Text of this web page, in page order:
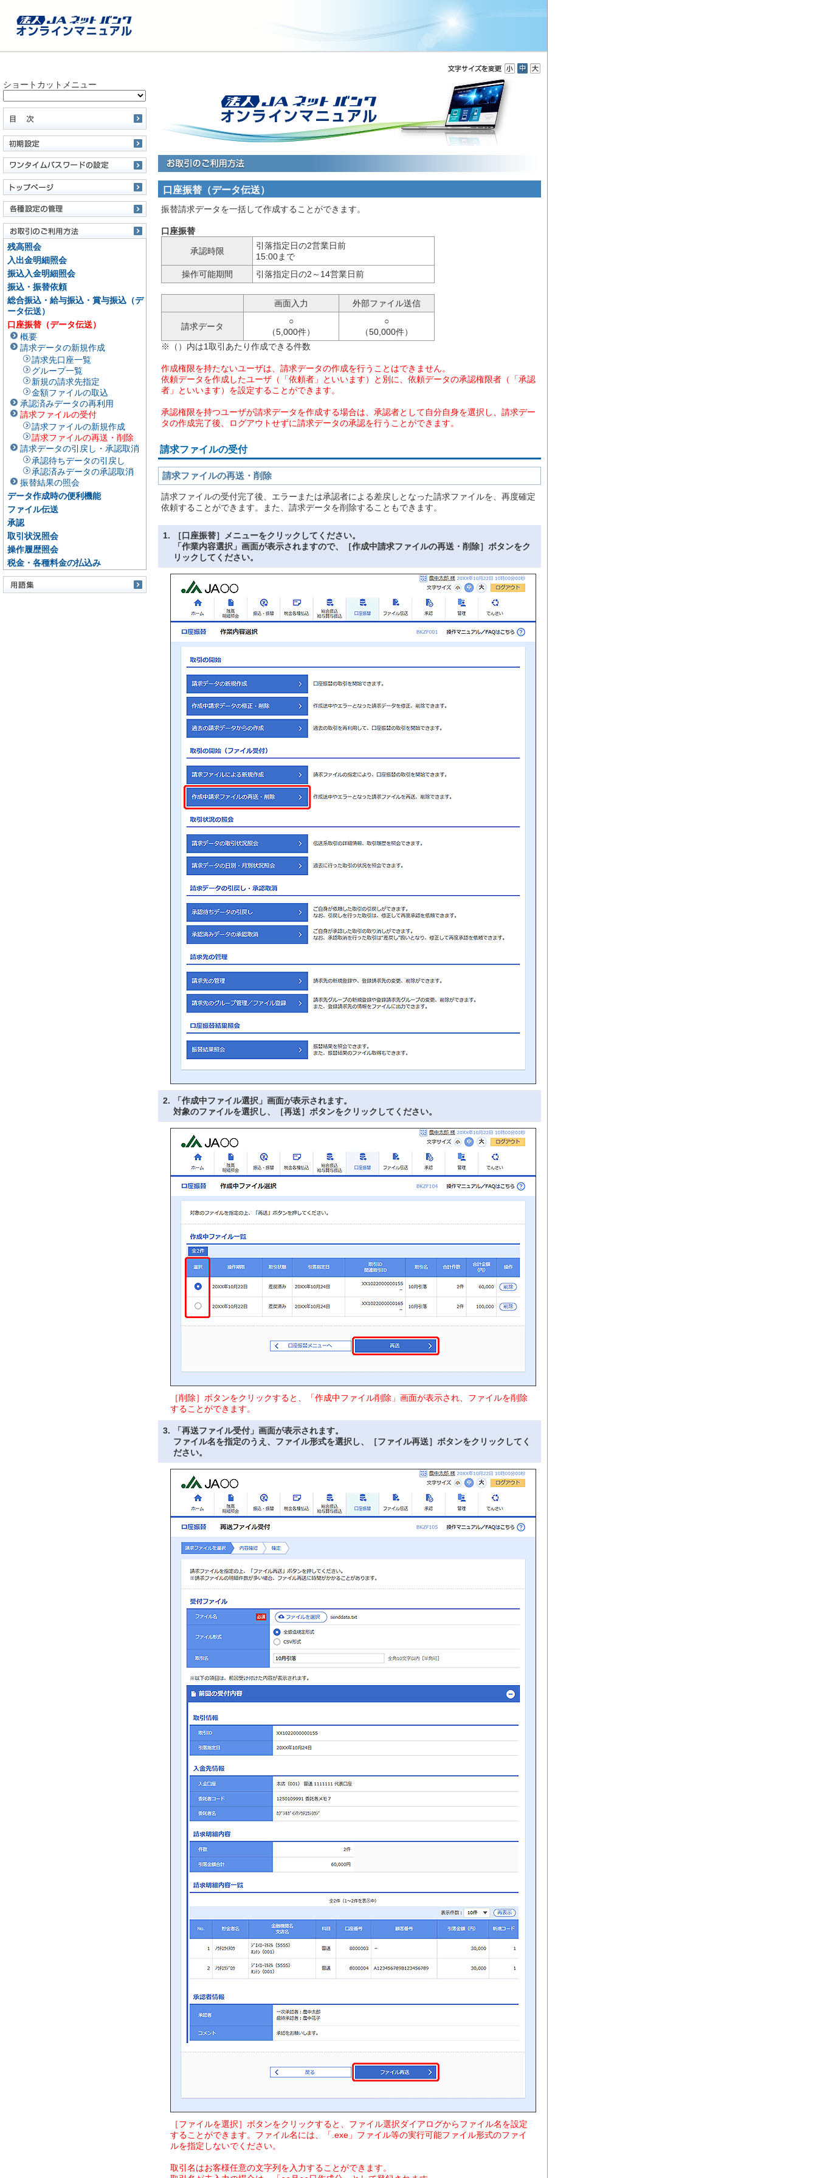
ショートカットメニュー
残高照会
入出金明細照会
振込入金明細照会
振込・振替依頼
総合振込・給与振込・賞与振込（デ
ータ伝送）
口座振替（データ伝送）
概要
請求データの新規作成
請求先口座一覧
グループ一覧
新規の請求先指定
金額ファイルの取込
承認済みデータの再利用
請求ファイルの受付
請求ファイルの新規作成
請求ファイルの再送・削除
請求データの引戻し・承認取消
承認待ちデータの引戻し
承認済みデータの承認取消
振替結果の照会
データ作成時の便利機能
ファイル伝送
承認
取引状況照会
操作履歴照会
税金・各種料金の払込み
口座振替（データ伝送）
振替請求データを一括して作成することができます。
口座振替
承認時限
引落指定日の2営業日前
15:00まで
操作可能期間
引落指定日の2～14営業日前
画面入力 外部ファイル送信
請求データ
○
（5,000件）
○
（50,000件）
※（）内は1取引あたり作成できる件数
作成権限を持たないユーザは、請求データの作成を行うことはできません。
依頼データを作成したユーザ（「依頼者」といいます）と別に、依頼データの承認権限者（「承認
者」といいます）を設定することができます。
承認権限を持つユーザが請求データを作成する場合は、承認者として自分自身を選択し、請求デー
タの作成完了後、ログアウトせずに請求データの承認を行うことができます。
請求ファイルの受付
請求ファイルの再送・削除
請求ファイルの受付完了後、エラーまたは承認者による差戻しとなった請求ファイルを、再度確定
依頼することができます。また、請求データを削除することもできます。
1.
［口座振替］メニューをクリックしてください。
「作業内容選択」画面が表示されますので、［作成中請求ファイルの再送・削除］ボタンをク
リックしてください。
2.
「作成中ファイル選択」画面が表示されます。
対象のファイルを選択し、［再送］ボタンをクリックしてください。
［削除］ボタンをクリックすると、「作成中ファイル削除」画面が表示され、ファイルを削除
することができます。
3.
「再送ファイル受付」画面が表示されます。
ファイル名を指定のうえ、ファイル形式を選択し、［ファイル再送］ボタンをクリックしてく
ださい。
［ファイルを選択］ボタンをクリックすると、ファイル選択ダイアログからファイル名を設定
することができます。ファイル名には、「.exe」ファイル等の実行可能ファイル形式のファイ
ルを指定しないでください。
取引名はお客様任意の文字列を入力することができます。